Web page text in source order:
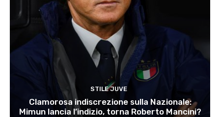
STILE JUVE
Clamorosa indiscrezione sulla Nazionale:
Mimun lancia l’indizio, torna Roberto Mancini?